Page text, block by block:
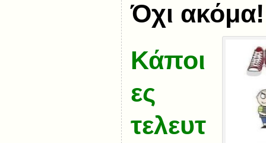
Όχι ακόμα!
Κάποι
ες
τελευτ